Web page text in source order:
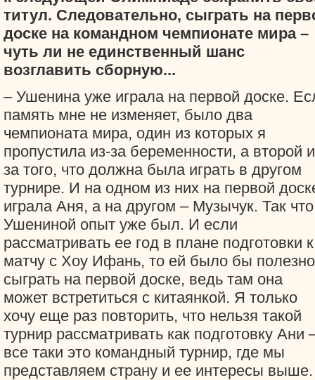
титул. Следовательно, сыграть на
доске на командном чемпионате мира –
чуть ли не единственный шанс
возглавить сборную...
– Ушенина уже играла на первой доске.
память мне не изменяет, было два
чемпионата мира, один из которых я
пропустила из-за беременности, а второй
за того, что должна была играть в другом
турнире. И на одном из них на первой
играла Аня, а на другом – Музычук. Так
Ушениной опыт уже был. И если
рассматривать ее год в плане подготовки к
матчу с Хоу Ифань, то ей было бы полезно
сыграть на первой доске, ведь там она
может встретиться с китаянкой. Я только
хочу еще раз повторить, что нельзя такой
турнир рассматривать как подготовку Ани
все таки это командный турнир, где мы
представляем страну и ее интересы выше.